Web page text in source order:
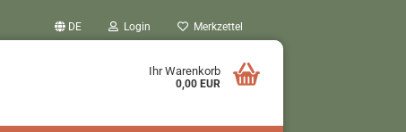
DE Login Merkzettel
Ihr Warenkorb
0,00 EUR